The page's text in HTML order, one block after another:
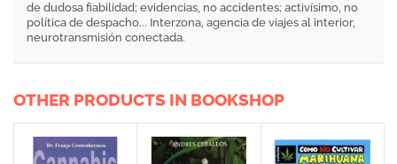
de dudosa fiabilidad; evidencias, no accidentes; activísimo, no
política de despacho... Interzona, agencia de viajes al interior,
neurotransmisión conectada.
OTHER PRODUCTS IN BOOKSHOP